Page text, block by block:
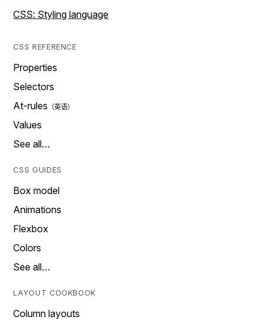
CSS: Styling language
CSS REFERENCE
Properties
Selectors
At-rules
Values
See all…
CSS GUIDES
Box model
Animations
Flexbox
Colors
See all…
LAYOUT COOKBOOK
Column layouts